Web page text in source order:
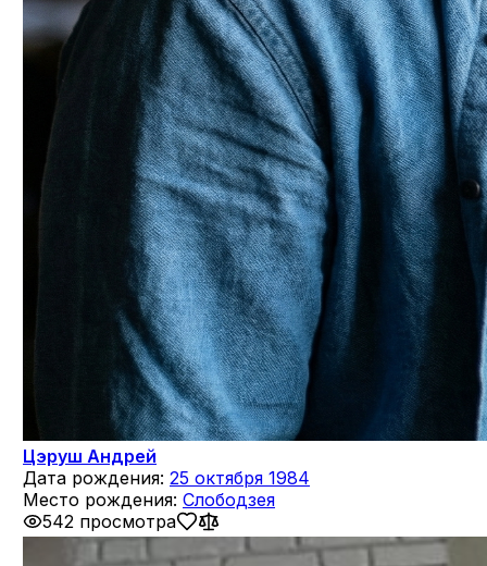
Цэруш Андрей
Дата рождения: 25 октября 1984
Место рождения: Слободзея
542 просмотра